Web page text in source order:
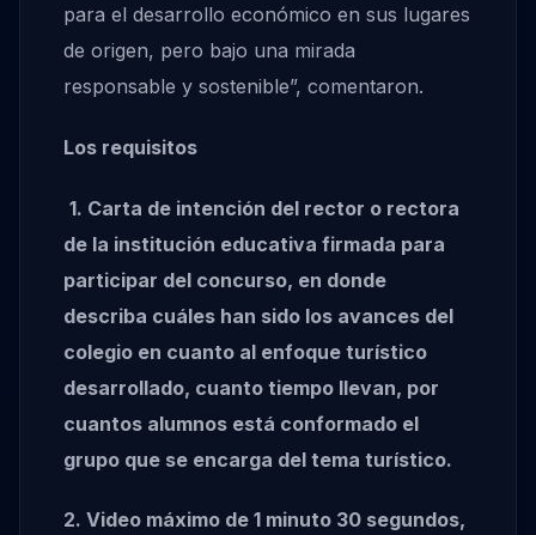
para el desarrollo económico en sus lugares
de origen, pero bajo una mirada
responsable y sostenible”, comentaron.
Los requisitos
1. Carta de intención del rector o rectora
de la institución educativa firmada para
participar del concurso, en donde
describa cuáles han sido los avances del
colegio en cuanto al enfoque turístico
desarrollado, cuanto tiempo llevan, por
cuantos alumnos está conformado el
grupo que se encarga del tema turístico.
2. Video máximo de 1 minuto 30 segundos,